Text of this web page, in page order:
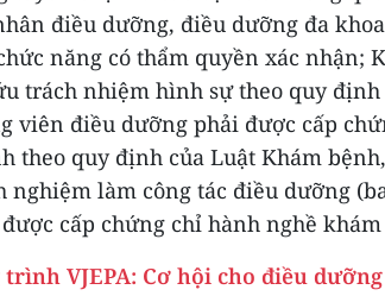
điều dưỡng, điều dưỡng đa
năng có thẩm quyền xác nhận;
trách nhiệm hình sự theo quy
viên điều dưỡng phải được cấp
theo quy định của Luật Khám
nghiệm làm công tác điều dưỡng
cấp chứng chỉ hành nghề
VJEPA: Cơ hội cho điều